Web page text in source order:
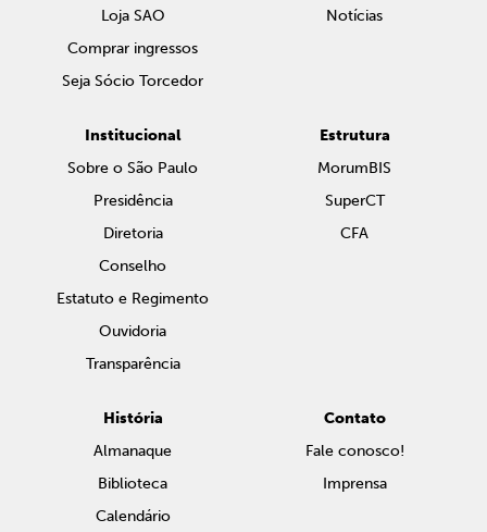
Loja SAO
Comprar ingressos
Seja Sócio Torcedor
Notícias
Institucional
Sobre o São Paulo
Presidência
Diretoria
Conselho
Estatuto e Regimento
Ouvidoria
Transparência
Estrutura
MorumBIS
SuperCT
CFA
História
Almanaque
Biblioteca
Calendário
Contato
Fale conosco!
Imprensa